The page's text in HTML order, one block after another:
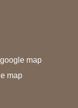
google map
map